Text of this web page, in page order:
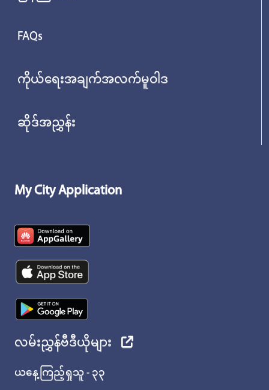
FAQs
ကိုယ်ရေးအချက်အလက်မူဝါဒ
ဆိုဒ်အညွှန်း
My City Application
လမ်းညွှန်ဗီဒီယိုများ
ယနေ့ကြည့်ရှုသူ - ၃၃